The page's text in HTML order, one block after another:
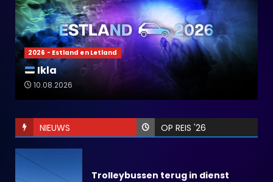
NIEUWS OP REIS '26
Trolleybussen terug in dienst
2026 - Estland en Letland
Ikla
10.08.2026